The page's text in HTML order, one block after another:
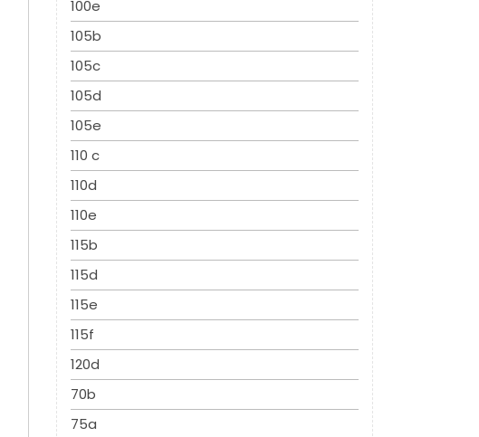
100e
105b
105c
105d
105e
110 c
110d
110e
115b
115d
115e
115f
120d
70b
75a